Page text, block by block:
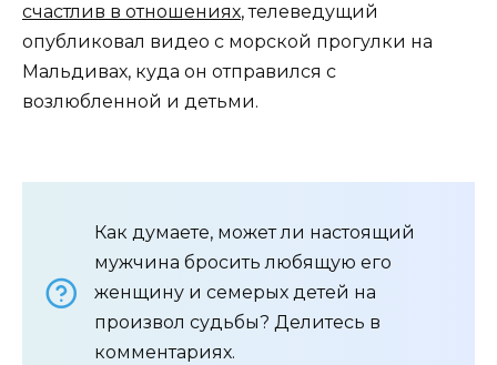
счастлив в отношениях, телеведущий
опубликовал видео с морской прогулки на
Мальдивах, куда он отправился с
возлюбленной и детьми.
Как думаете, может ли настоящий
мужчина бросить любящую его
женщину и семерых детей на
произвол судьбы? Делитесь в
комментариях.